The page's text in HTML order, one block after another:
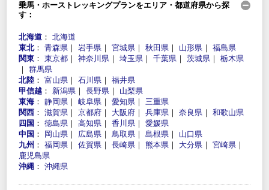
乗馬・ホーストレッキングプランをエリア・都道府県から探
す：
北海道 ： 北海道
東北： 青森県 ｜ 岩手県 ｜ 宮城県 ｜ 秋田県 ｜ 山形県 ｜ 福島県
関東 ： 東京都 ｜ 神奈川県 ｜ 埼玉県 ｜ 千葉県 ｜ 茨城県 ｜ 栃木県
｜ 群馬県
北陸 ： 富山県 ｜ 石川県 ｜ 福井県
甲信越 ： 新潟県 ｜ 長野県 ｜ 山梨県
東海 ： 静岡県 ｜ 岐阜県 ｜ 愛知県 ｜ 三重県
関西 ： 滋賀県 ｜ 京都府 ｜ 大阪府 ｜ 兵庫県 ｜ 奈良県 ｜ 和歌山県
四国 ： 徳島県 ｜ 高知県 ｜ 香川県 ｜ 愛媛県
中国 ： 岡山県 ｜ 広島県 ｜ 鳥取県 ｜ 島根県 ｜ 山口県
九州 ： 福岡県 ｜ 佐賀県 ｜ 長崎県 ｜ 熊本県 ｜ 大分県 ｜ 宮崎県 ｜
鹿児島県
沖縄 ： 沖縄県